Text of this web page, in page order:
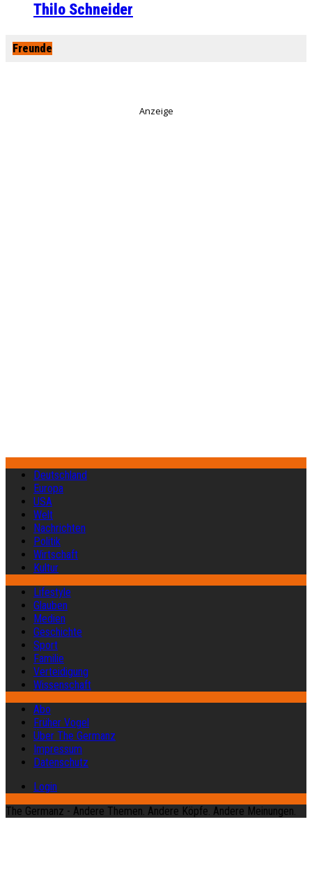
Thilo Schneider
Freunde
Anzeige
Deutschland
Europa
USA
Welt
Nachrichten
Politik
Wirtschaft
Kultur
Lifestyle
Glauben
Medien
Geschichte
Sport
Familie
Verteidigung
Wissenschaft
Abo
Früher Vogel
Über The Germanz
Impressum
Datenschutz
Login
The Germanz - Andere Themen. Andere Köpfe. Andere Meinungen.